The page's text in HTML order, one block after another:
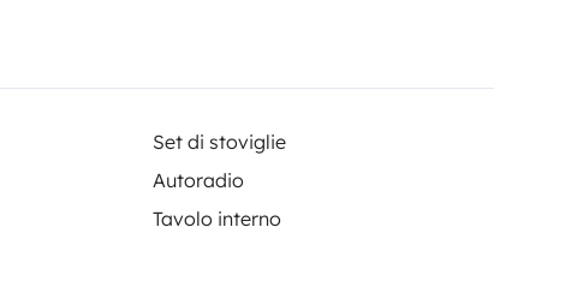
5 posti e 2–4 posti letto,
Set di stoviglie
Autoradio
Tavolo interno